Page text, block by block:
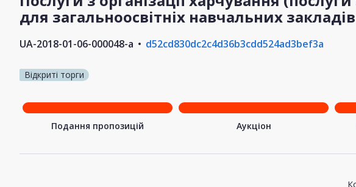
для загальноосвітніх навчальних
UA-2018-01-06-000048-a d52cd830dc2c4d36b3cdd524ad3bef3a
Відкриті торги
Подання пропозицій Аукціон